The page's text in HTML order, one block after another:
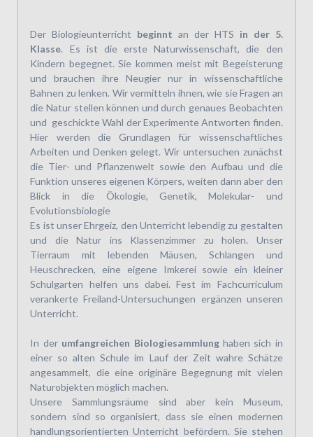
Der Biologieunterricht beginnt an der HTS in der 5.
Klasse. Es ist die erste Naturwissenschaft, die den
Kindern begegnet. Sie kommen meist mit Begeisterung
und brauchen ihre Neugier nur in wissenschaftliche
Bahnen zu lenken. Wir vermitteln ihnen, wie sie Fragen an
die Natur stellen können und durch genaues Beobachten
und geschickte Wahl der Experimente Antworten finden.
Hier werden die Grundlagen für wissenschaftliches
Arbeiten und Denken gelegt. Wir untersuchen zunächst
die Tier- und Pflanzenwelt sowie den Aufbau und die
Funktion unseres eigenen Körpers, weiten dann aber den
Blick in die Ökologie, Genetik, Molekular- und
Evolutionsbiologie
Es ist unser Ehrgeiz, den Unterricht lebendig zu gestalten
und die Natur ins Klassenzimmer zu holen. Unser
Tierraum mit lebenden Mäusen, Schlangen und
Heuschrecken, eine eigene Imkerei sowie ein kleiner
Schulgarten helfen uns dabei. Fest im Fachcurriculum
verankerte Freiland-Untersuchungen ergänzen unseren
Unterricht.
In der umfangreichen Biologiesammlunghaben sich in
einer so alten Schule im Lauf der Zeit wahre Schätze
angesammelt, die eine originäre Begegnung mit vielen
Naturobjekten möglich machen.
Unsere Sammlungsräume sind aber kein Museum,
sondern sind so organisiert, dass sie einen modernen
handlungsorientierten Unterricht befördern. Sie stehen